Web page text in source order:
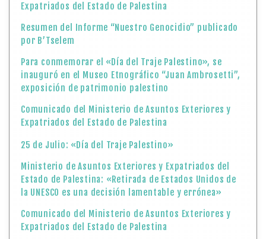
Expatriados del Estado de Palestina
Resumen del Informe “Nuestro Genocidio” publicado
por B’Tselem
Para conmemorar el «Día del Traje Palestino», se
inauguró en el Museo Etnográfico “Juan Ambrosetti”,
exposición de patrimonio palestino
Comunicado del Ministerio de Asuntos Exteriores y
Expatriados del Estado de Palestina
25 de Julio: «Día del Traje Palestino»
Ministerio de Asuntos Exteriores y Expatriados del
Estado de Palestina: «Retirada de Estados Unidos de
la UNESCO es una decisión lamentable y errónea»
Comunicado del Ministerio de Asuntos Exteriores y
Expatriados del Estado de Palestina